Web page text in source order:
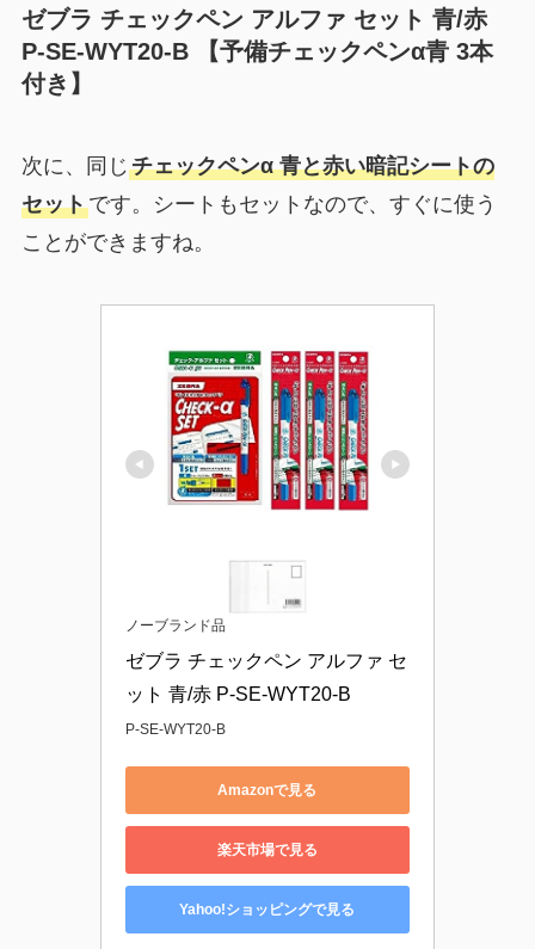
ゼブラ チェックペン アルファ セット 青/赤
P-SE-WYT20-B 【予備チェックペンα青 3本
付き】
次に、同じチェックペンα 青と赤い暗記シートの
セットです。シートもセットなので、すぐに使う
ことができますね。
ノーブランド品
ゼブラ チェックペン アルファ セ
ット 青/赤 P-SE-WYT20-B
P-SE-WYT20-B
Amazonで見る
楽天市場で見る
Yahoo!ショッピングで見る